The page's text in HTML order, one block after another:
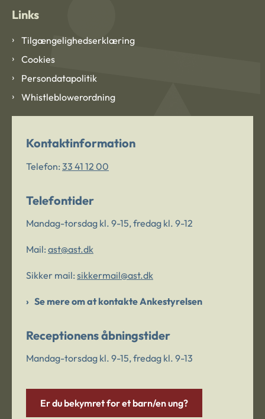
Links
Tilgængelighedserklæring
Cookies
Persondatapolitik
Whistleblowerordning
Kontaktinformation
Telefon: 33 41 12 00
Telefontider
Mandag-torsdag kl. 9-15, fredag kl. 9-12
Mail: ast@ast.dk
Sikker mail: sikkermail@ast.dk
Se mere om at kontakte Ankestyrelsen
Receptionens åbningstider
Mandag-torsdag kl. 9-15, fredag kl. 9-13
Er du bekymret for et barn/en ung?